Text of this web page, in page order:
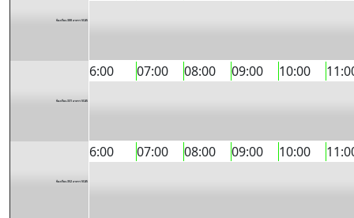
ห้องเรียน 308 อาคาร SC45
ห้องเรียน 331 อาคาร SC45
6:00 07:00 08:00 09:00 10:00
ห้องเรียน 352 อาคาร SC45
6:00 07:00 08:00 09:00 10:00